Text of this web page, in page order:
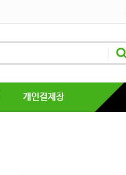
개인결제창